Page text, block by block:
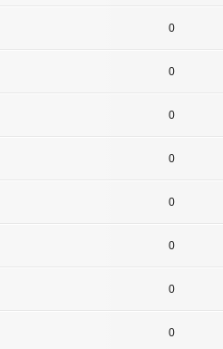
0
0
0
0
0
0
0
0